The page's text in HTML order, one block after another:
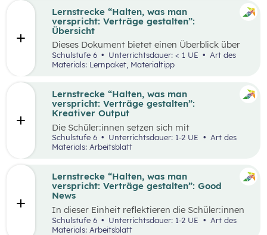
Lernstrecke “Halten, was man
verspricht: Verträge gestalten”:
Übersicht
Dieses Dokument bietet einen Überblick über
alle Materialien, die für die Lerntrecke “Halten,
was man verspricht – Verträge gestalten” für
Schulstufe 6 Unterrichtsdauer: < 1 UE
Materials: Lernpaket, Materialtipp
Lernstrecke “Halten, was man
verspricht: Verträge gestalten”:
Kreativer Output
Die Schüler:innen setzen sich mit
selbstgewählten Aspekten der
Vertragsgestaltung auseinander und drehen
Schulstufe 6 Unterrichtsdauer: 1-2 UE
Art des
Materials: Arbeitsblatt
Lernstrecke “Halten, was man
verspricht: Verträge gestalten”: Good
News
In dieser Einheit reflektieren die Schüler:innen
die Inhalte der Lernstrecke “Halten, was man
verspricht – Verträge gestalten”.
Schulstufe 6 Unterrichtsdauer: 1-2 UE
Materials: Arbeitsblatt